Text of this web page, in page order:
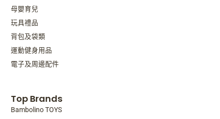
Top Brands
Bambolino TOYS
母嬰育兒
玩具禮品
背包及袋類
運動健身用品
電子及周邊配件